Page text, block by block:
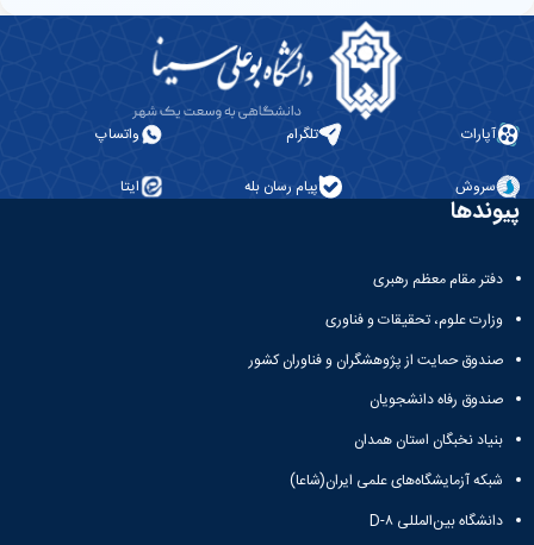
آپارات تلگرام واتساپ
سروش پیام رسان بله ایتا
پیوندها
دفتر مقام معظم رهبری
وزارت علوم، تحقیقات و فناوری
صندوق حمایت از پژوهشگران و فناوران کشور
صندوق رفاه دانشجویان
بنیاد نخبگان استان همدان
شبکه آزمایشگاه‌های علمی ایران(شاعا)
دانشگاه بین‌المللی D-۸